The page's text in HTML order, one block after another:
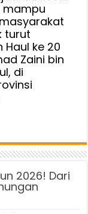
mampu
turut
ke 20
Zaini bin
di
2026! Dari